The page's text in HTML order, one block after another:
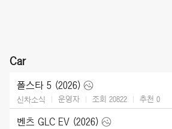
Car
폴스타 5 (2026)
신차소식 운영자 조회 20822 추천 0
벤츠 GLC EV (2026)